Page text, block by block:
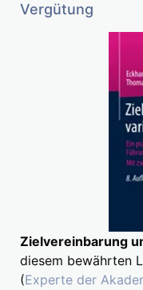
Vergütung
Zielvereinbarung
diesem bewährten
(Experte der